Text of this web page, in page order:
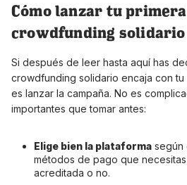
Cómo lanzar tu
crowdfunding solidario
Si después de leer hasta aquí has
crowdfunding solidario encaja con
es lanzar la campaña. No es
importantes que tomar antes:
Elige bien la plataforma según
métodos de pago que
acreditada o no.